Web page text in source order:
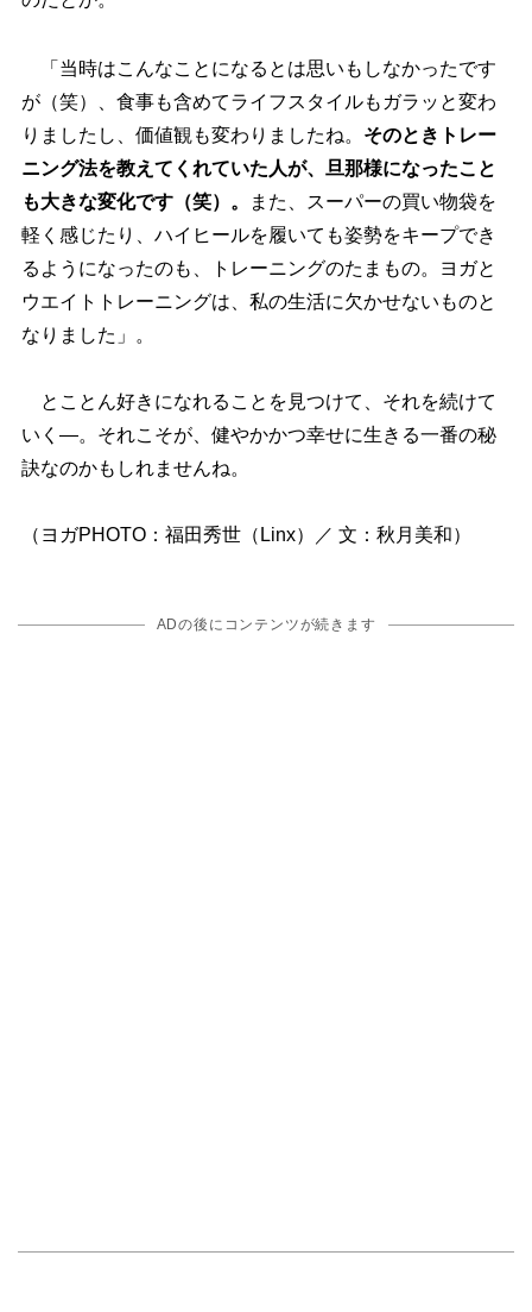
「当時はこんなことになるとは思いもしなかったです
が（笑）、食事も含めてライフスタイルもガラッと変わ
りましたし、価値観も変わりましたね。 そのときトレー
ニング法を教えてくれていた人が、旦那様になったこと
も大きな変化です（笑）。
また、スーパーの買い物袋を
軽く感じたり、ハイヒールを履いても姿勢をキープでき
るようになったのも、トレーニングのたまもの。ヨガと
ウエイトトレーニングは、私の生活に欠かせないものと
なりました」。
とことん好きになれることを見つけて、それを続けて
いく―。それこそが、健やかかつ幸せに生きる一番の秘
訣なのかもしれませんね。
（ヨガPHOTO：福田秀世（Linx）／ 文：秋月美和）
ADの後にコンテンツが続きます